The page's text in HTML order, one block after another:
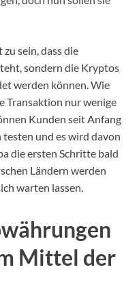
sein, dass die
sondern die Kryptos
werden können. Wie
Transaktion nur wenige
Kunden seit Anfang
und es wird davon
die ersten Schritte bald
Ländern werden
warten lassen.
Mittel der